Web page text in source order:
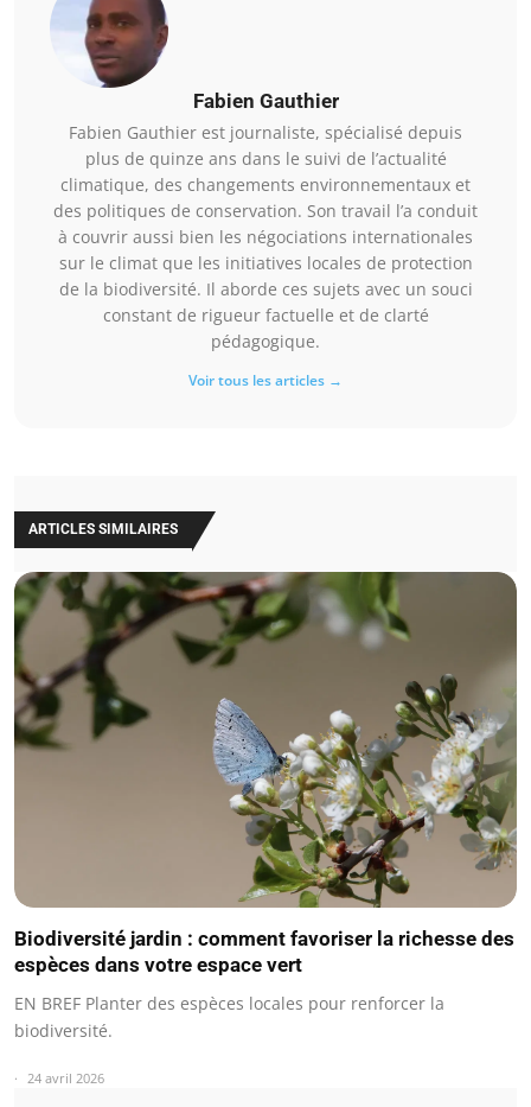
Fabien Gauthier
Fabien Gauthier est journaliste, spécialisé depuis
plus de quinze ans dans le suivi de l’actualité
climatique, des changements environnementaux et
des politiques de conservation. Son travail l’a conduit
à couvrir aussi bien les négociations internationales
sur le climat que les initiatives locales de protection
de la biodiversité. Il aborde ces sujets avec un souci
constant de rigueur factuelle et de clarté
pédagogique.
Voir tous les articles →
ARTICLES SIMILAIRES
Biodiversité jardin : comment favoriser la richesse des
espèces dans votre espace vert
EN BREF Planter des espèces locales pour renforcer la
biodiversité.
24 avril 2026